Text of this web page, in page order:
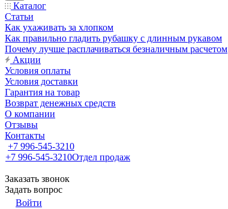
Каталог
Статьи
Как ухаживать за хлопком
Как правильно гладить рубашку с длинным рукавом
Почему лучше расплачиваться безналичным расчетом
Акции
Условия оплаты
Условия доставки
Гарантия на товар
Возврат денежных средств
О компании
Отзывы
Контакты
+7 996-545-3210
+7 996-545-3210Отдел продаж
Заказать звонок
Задать вопрос
Войти